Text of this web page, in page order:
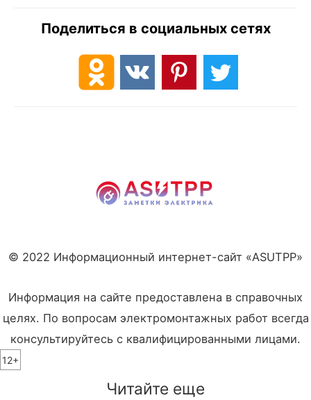
Поделиться в социальных сетях
© 2022 Информационный интернет-сайт «ASUTPP»
Информация на сайте предоставлена в справочных
целях. По вопросам электромонтажных работ всегда
консультируйтесь с квалифицированными лицами.
12+
Читайте еще